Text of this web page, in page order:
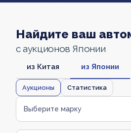
Найдите ваш
с аукционов Японии
из Китая из Японии
Аукционы Статистика
Выберите марку